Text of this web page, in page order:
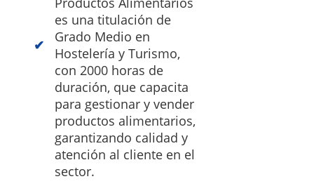
es una titulación de
Grado Medio en
Hostelería y Turismo,
con 2000 horas de
duración, que capacita
para gestionar y vender
productos alimentarios,
garantizando calidad y
atención al cliente en el
sector.